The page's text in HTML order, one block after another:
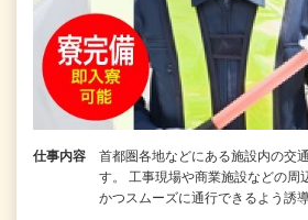
仕事内容
首都圏各地などにある施設内の交
す。 工事現場や商業施設などの周
かつスムーズに通行できるよう誘